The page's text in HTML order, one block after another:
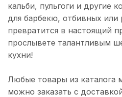
кальби, пульгоги и другие
для барбекю, отбивных или
превратится в настоящий
прослывете талантливым
кухни!
Любые товары из каталога
можно заказать с